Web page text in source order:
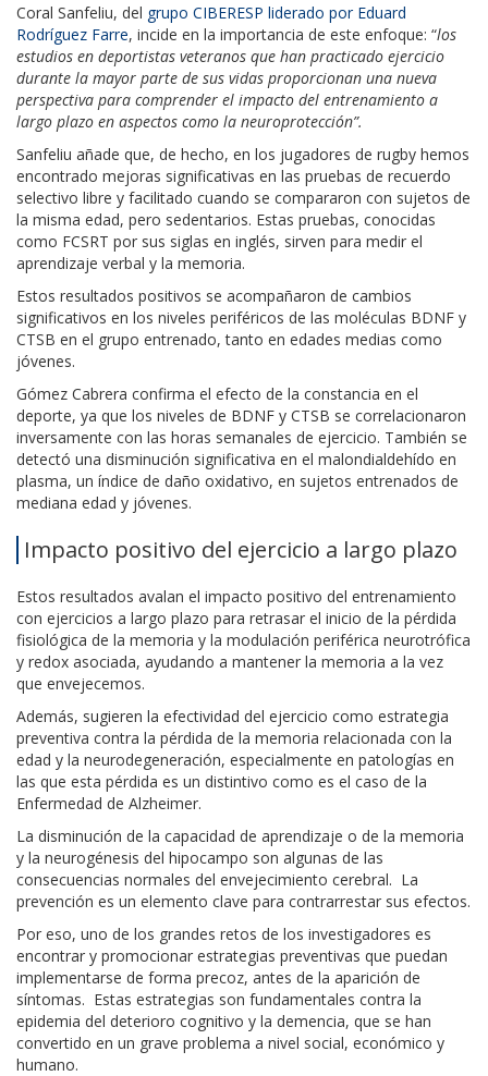
Coral Sanfeliu, del grupo CIBERESP liderado por Eduard
Rodríguez Farre, incide en la importancia de este enfoque: “los
estudios en deportistas veteranos que han practicado ejercicio
durante la mayor parte de sus vidas proporcionan una nueva
perspectiva para comprender el impacto del entrenamiento a
largo plazo en aspectos como la neuroprotección”.
Sanfeliu añade que, de hecho, en los jugadores de rugby hemos
encontrado mejoras significativas en las pruebas de recuerdo
selectivo libre y facilitado cuando se compararon con sujetos de
la misma edad, pero sedentarios. Estas pruebas, conocidas
como FCSRT por sus siglas en inglés, sirven para medir el
aprendizaje verbal y la memoria.
Estos resultados positivos se acompañaron de cambios
significativos en los niveles periféricos de las moléculas BDNF y
CTSB en el grupo entrenado, tanto en edades medias como
jóvenes.
Gómez Cabrera confirma el efecto de la constancia en el
deporte, ya que los niveles de BDNF y CTSB se correlacionaron
inversamente con las horas semanales de ejercicio. También se
detectó una disminución significativa en el malondialdehído en
plasma, un índice de daño oxidativo, en sujetos entrenados de
mediana edad y jóvenes.
Impacto positivo del ejercicio a largo plazo
Estos resultados avalan el impacto positivo del entrenamiento
con ejercicios a largo plazo para retrasar el inicio de la pérdida
fisiológica de la memoria y la modulación periférica neurotrófica
y redox asociada, ayudando a mantener la memoria a la vez
que envejecemos.
Además, sugieren la efectividad del ejercicio como estrategia
preventiva contra la pérdida de la memoria relacionada con la
edad y la neurodegeneración, especialmente en patologías en
las que esta pérdida es un distintivo como es el caso de la
Enfermedad de Alzheimer.
La disminución de la capacidad de aprendizaje o de la memoria
y la neurogénesis del hipocampo son algunas de las
consecuencias normales del envejecimiento cerebral. La
prevención es un elemento clave para contrarrestar sus efectos.
Por eso, uno de los grandes retos de los investigadores es
encontrar y promocionar estrategias preventivas que puedan
implementarse de forma precoz, antes de la aparición de
síntomas. Estas estrategias son fundamentales contra la
epidemia del deterioro cognitivo y la demencia, que se han
convertido en un grave problema a nivel social, económico y
humano.